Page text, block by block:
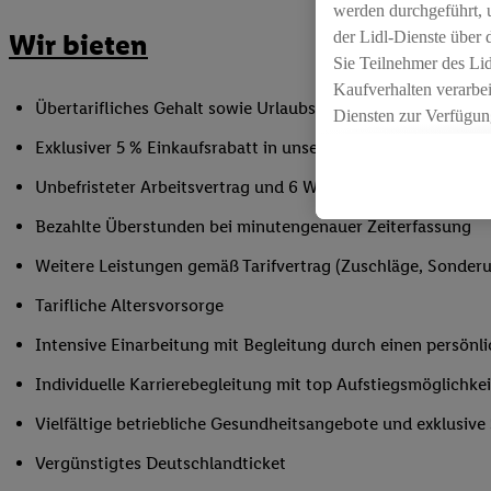
Wir bieten
Übertarifliches Gehalt sowie Urlaubs- und Weihnachtsgeld
Exklusiver 5 % Einkaufsrabatt in unseren Filialen
Unbefristeter Arbeitsvertrag und 6 Wochen Urlaub/Jahr
Bezahlte Überstunden bei minutengenauer Zeiterfassung
Weitere Leistungen gemäß Tarifvertrag (Zuschläge,
Tarifliche Altersvorsorge
Intensive Einarbeitung mit Begleitung durch einen
Individuelle Karrierebegleitung mit top
Vielfältige betriebliche Gesundheitsangebote und
Vergünstigtes Deutschlandticket
werden durchgeführt,
der Lidl-Dienste über
Sie Teilnehmer des
Kaufverhalten
Diensten zur
Die Erstellung
angereicherten
Ihr Kaufverhalten in
Speichern von und/
zur technischen
Sofern Sie hier Ihre
in gemeinsamer